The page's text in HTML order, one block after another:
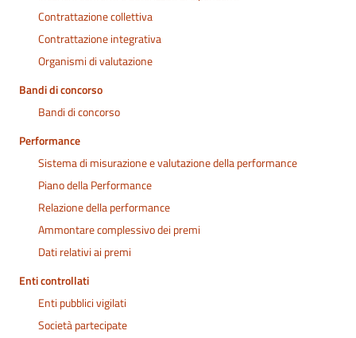
Contrattazione collettiva
Contrattazione integrativa
Organismi di valutazione
Bandi di concorso
Bandi di concorso
Performance
Sistema di misurazione e valutazione della performance
Piano della Performance
Relazione della performance
Ammontare complessivo dei premi
Dati relativi ai premi
Enti controllati
Enti pubblici vigilati
Società partecipate